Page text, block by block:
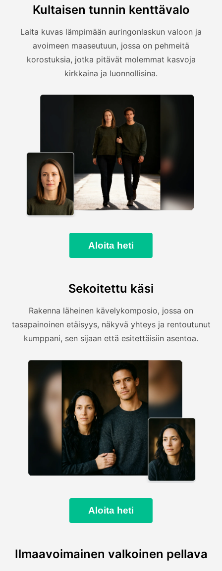
Kultaisen tunnin kenttävalo
Laita kuvas lämpimään auringonlaskun valoon ja
avoimeen maaseutuun, jossa on pehmeitä
korostuksia, jotka pitävät molemmat kasvoja
kirkkaina ja luonnollisina.
Aloita heti
Sekoitettu käsi
Rakenna läheinen kävelykomposio, jossa on
tasapainoinen etäisyys, näkyvä yhteys ja rentoutunut
kumppani, sen sijaan että esitettäisiin asentoa.
Aloita heti
Ilmaavoimainen valkoinen pellava